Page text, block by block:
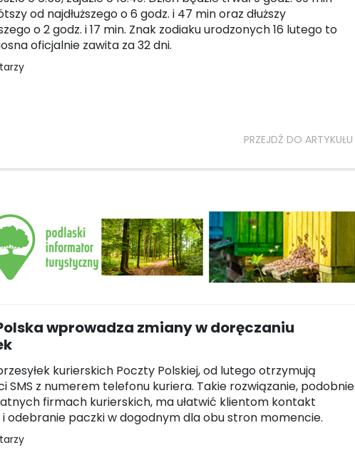
od najdłuższego o 6 godz. i 47 min oraz dłuższy
o 2 godz. i 17 min. Znak zodiaku urodzonych 16 lutego to
oficjalnie zawita za 32 dni.
PRZEJDŹ DO ARTYKUŁU
wprowadza zmiany w doręczaniu
kurierskich Poczty Polskiej, od lutego otrzymują
SMS z numerem telefonu kuriera. Takie rozwiązanie, podobnie
firmach kurierskich, ma ułatwić klientom kontakt
odebranie paczki w dogodnym dla obu stron momencie.